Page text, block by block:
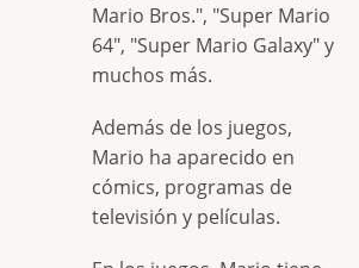
Mario Bros.", "Super Mario
64", "Super Mario Galaxy" y
muchos más.
Además de los juegos,
Mario ha aparecido en
cómics, programas de
televisión y películas.